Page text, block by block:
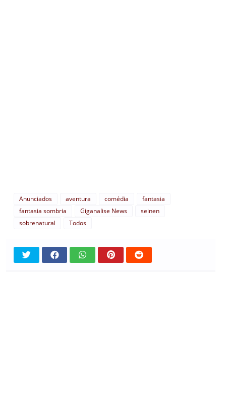
Anunciados aventura comédia
fantasia
fantasia sombria
Giganalise News
seinen
sobrenatural
Todos